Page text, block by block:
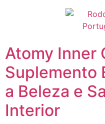
Atomy Inner
Suplemento
a Beleza e
Interior